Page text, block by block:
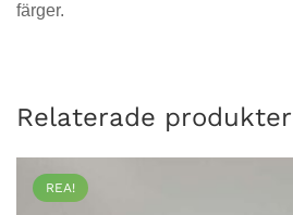
färger.
Relaterade produkter
REA!